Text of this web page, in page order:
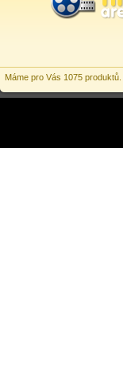
Máme pro Vás 1075 produktů.